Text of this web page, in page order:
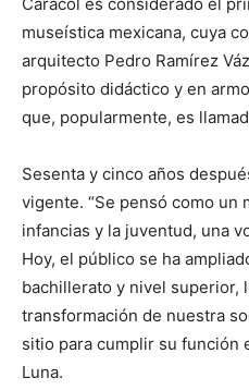
museística mexicana, cuya
arquitecto Pedro Ramírez
propósito didáctico y en
que, popularmente, es
Sesenta y cinco años
vigente. “Se pensó como un
infancias y la juventud, una
Hoy, el público se ha
bachillerato y nivel superior,
transformación de nuestra
sitio para cumplir su función
Luna.